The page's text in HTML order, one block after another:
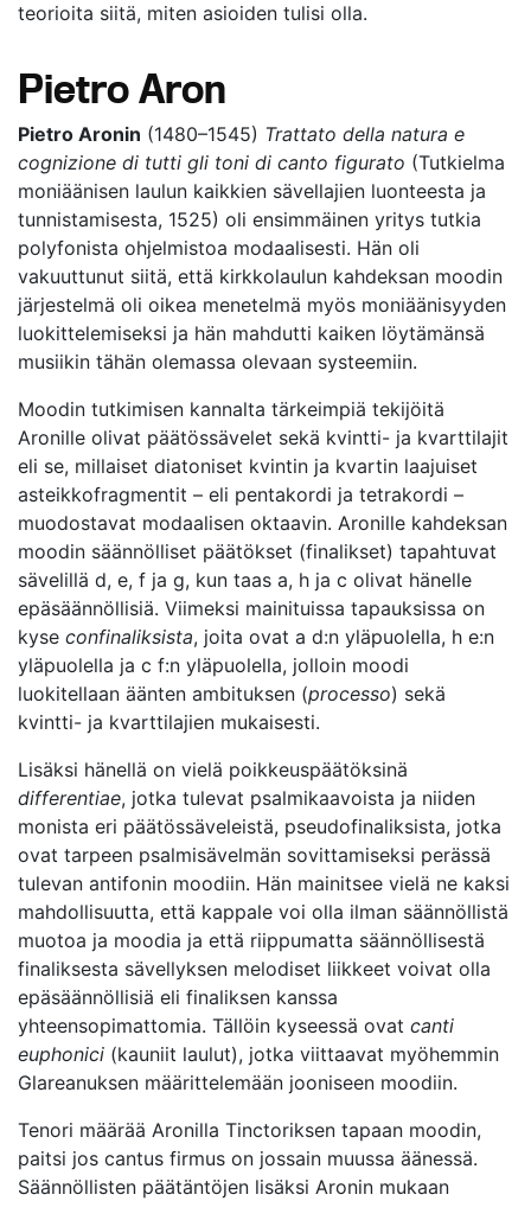
teorioita siitä, miten asioiden tulisi olla.
Pietro Aron
Pietro Aronin (1480–1545) Trattato della natura e
cognizione di tutti gli toni di canto figurato (Tutkielma
moniäänisen laulun kaikkien sävellajien luonteesta ja
tunnistamisesta, 1525) oli ensimmäinen yritys tutkia
polyfonista ohjelmistoa modaalisesti. Hän oli
vakuuttunut siitä, että kirkkolaulun kahdeksan moodin
järjestelmä oli oikea menetelmä myös moniäänisyyden
luokittelemiseksi ja hän mahdutti kaiken löytämänsä
musiikin tähän olemassa olevaan systeemiin.
Moodin tutkimisen kannalta tärkeimpiä tekijöitä
Aronille olivat päätössävelet sekä kvintti- ja kvarttilajit
eli se, millaiset diatoniset kvintin ja kvartin laajuiset
asteikkofragmentit – eli pentakordi ja tetrakordi –
muodostavat modaalisen oktaavin. Aronille kahdeksan
moodin säännölliset päätökset (finalikset) tapahtuvat
sävelillä d, e, f ja g, kun taas a, h ja c olivat hänelle
epäsäännöllisiä. Viimeksi mainituissa tapauksissa on
kyse confinaliksista, joita ovat a d:n yläpuolella, h e:n
yläpuolella ja c f:n yläpuolella, jolloin moodi
luokitellaan äänten ambituksen (processo) sekä
kvintti- ja kvarttilajien mukaisesti.
Lisäksi hänellä on vielä poikkeuspäätöksinä
differentiae, jotka tulevat psalmikaavoista ja niiden
monista eri päätössäveleistä, pseudofinaliksista, jotka
ovat tarpeen psalmisävelmän sovittamiseksi perässä
tulevan antifonin moodiin. Hän mainitsee vielä ne kaksi
mahdollisuutta, että kappale voi olla ilman säännöllistä
muotoa ja moodia ja että riippumatta säännöllisestä
finaliksesta sävellyksen melodiset liikkeet voivat olla
epäsäännöllisiä eli finaliksen kanssa
yhteensopimattomia. Tällöin kyseessä ovat canti
euphonici (kauniit laulut), jotka viittaavat myöhemmin
Glareanuksen määrittelemään jooniseen moodiin.
Tenori määrää Aronilla Tinctoriksen tapaan moodin,
paitsi jos cantus firmus on jossain muussa äänessä.
Säännöllisten päätäntöjen lisäksi Aronin mukaan